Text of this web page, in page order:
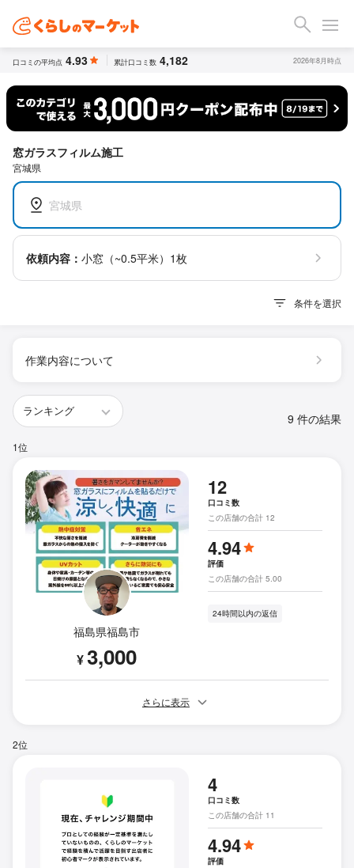
口コミの平均点 4.93 累計口コミ数 4,182 2026年8月時点
窓ガラスフィルム施工
宮城県
宮城県
依頼内容： 小窓（~0.5平米）1枚
条件を選択
作業内容について
9 件の結果
1位
福島県福島市
¥3,000
12
口コミ数
この店舗の合計 12
4.94
評価
この店舗の合計 5.00
24時間以内の返信
さらに表示
2位
4
口コミ数
この店舗の合計 11
4.94
評価